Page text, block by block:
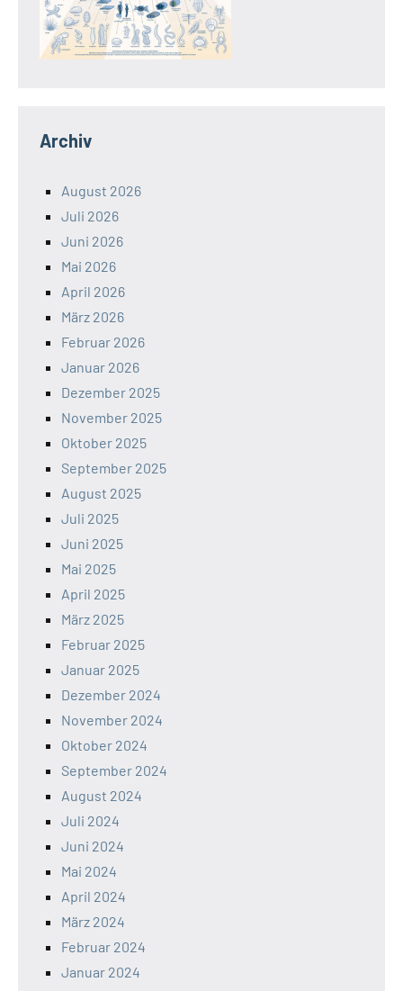
Archiv
August 2026
Juli 2026
Juni 2026
Mai 2026
April 2026
März 2026
Februar 2026
Januar 2026
Dezember 2025
November 2025
Oktober 2025
September 2025
August 2025
Juli 2025
Juni 2025
Mai 2025
April 2025
März 2025
Februar 2025
Januar 2025
Dezember 2024
November 2024
Oktober 2024
September 2024
August 2024
Juli 2024
Juni 2024
Mai 2024
April 2024
März 2024
Februar 2024
Januar 2024